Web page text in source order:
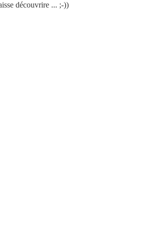
découvrire ... ;-))